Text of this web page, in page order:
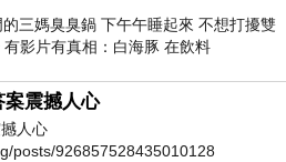
三媽臭臭鍋 下午午睡起來 不想打擾雙
影片有真相：白海豚 在飲料
案震撼人心
人心
posts/926857528435010128